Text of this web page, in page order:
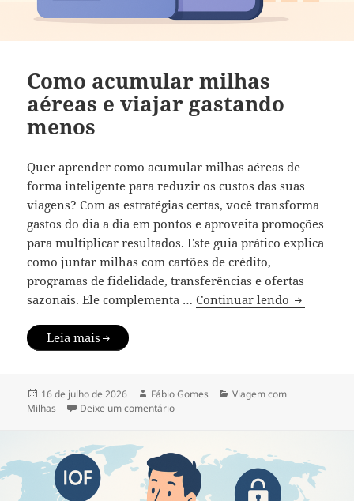
Como acumular milhas
aéreas e viajar gastando
menos
Quer aprender como acumular milhas aéreas de
forma inteligente para reduzir os custos das suas
viagens? Com as estratégias certas, você transforma
gastos do dia a dia em pontos e aproveita promoções
para multiplicar resultados. Este guia prático explica
como juntar milhas com cartões de crédito,
programas de fidelidade, transferências e ofertas
sazonais. Ele complementa …Continuar lendo Como
Leia mais
Publicado
em
16 de julho de 2026 Autor
Fábio Gomes Categorias
Viagem com
Milhas
Deixe um comentárioem Como acumular milhas aéreas e